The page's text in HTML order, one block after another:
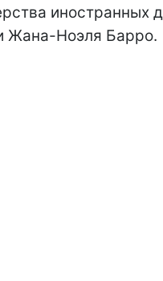
иностранных
Жана-Ноэля Барро.